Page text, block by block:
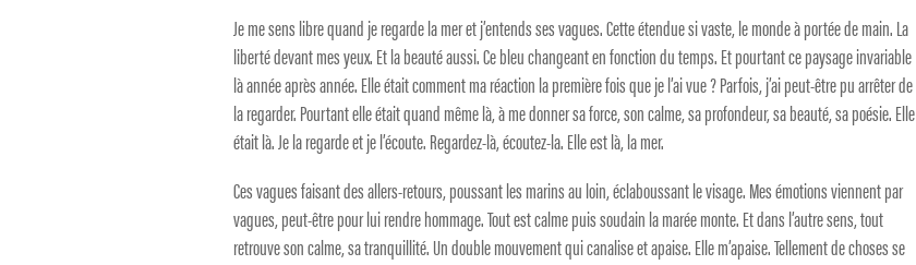
Je me sens libre quand je regarde la mer et j’entends ses vagues. Cette étendue si vaste, le monde à portée de main. La
liberté devant mes yeux. Et la beauté aussi. Ce bleu changeant en fonction du temps. Et pourtant ce paysage invariable
là année après année. Elle était comment ma réaction la première fois que je l’ai vue ? Parfois, j’ai peut-être pu arrêter de
la regarder. Pourtant elle était quand même là, à me donner sa force, son calme, sa profondeur, sa beauté, sa poésie. Elle
était là. Je la regarde et je l’écoute. Regardez-là, écoutez-la. Elle est là, la mer.
Ces vagues faisant des allers-retours, poussant les marins au loin, éclaboussant le visage. Mes émotions viennent par
vagues, peut-être pour lui rendre hommage. Tout est calme puis soudain la marée monte. Et dans l’autre sens, tout
retrouve son calme, sa tranquillité. Un double mouvement qui canalise et apaise. Elle m’apaise. Tellement de choses se